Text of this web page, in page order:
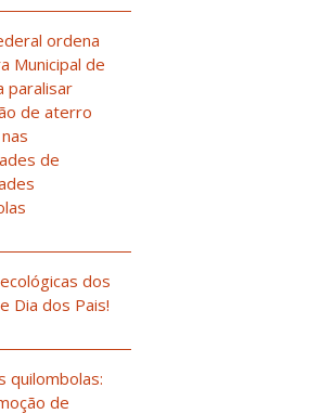
ordena
Municipal de
paralisar
de aterro
de
dos
Dia dos Pais!
quilombolas:
de